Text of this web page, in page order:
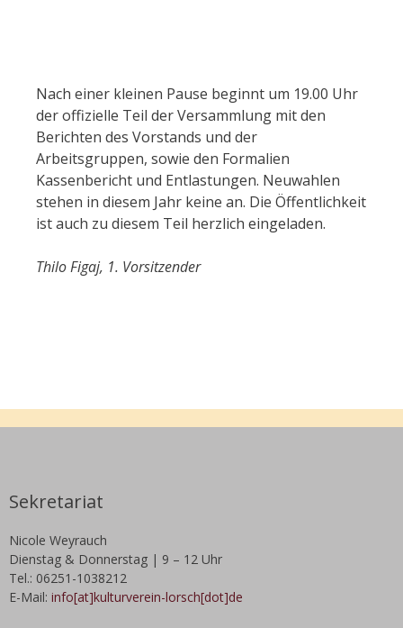
Nach einer kleinen Pause beginnt um 19.00 Uhr
der offizielle Teil der Versammlung mit den
Berichten des Vorstands und der
Arbeitsgruppen, sowie den Formalien
Kassenbericht und Entlastungen. Neuwahlen
stehen in diesem Jahr keine an. Die Öffentlichkeit
ist auch zu diesem Teil herzlich eingeladen.
Thilo Figaj, 1. Vorsitzender
Sekretariat
Nicole Weyrauch
Dienstag & Donnerstag | 9 – 12 Uhr
Tel.: 06251-1038212
E-Mail: info[at]kulturverein-lorsch[dot]de